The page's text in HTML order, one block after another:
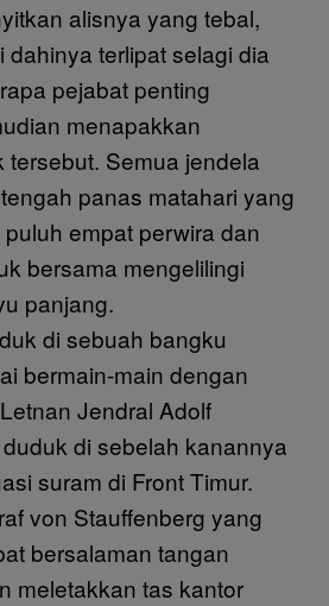
alisnya yang tebal,
dahinya terlipat selagi dia
pejabat penting
menapakkan
tersebut. Semua jendela
panas matahari yang
empat perwira dan
bersama mengelilingi
panjang.
di sebuah bangku
bermain-main dengan
Jendral Adolf
di sebelah kanannya
suram di Front Timur.
von Stauffenberg yang
bersalaman tangan
meletakkan tas kantor